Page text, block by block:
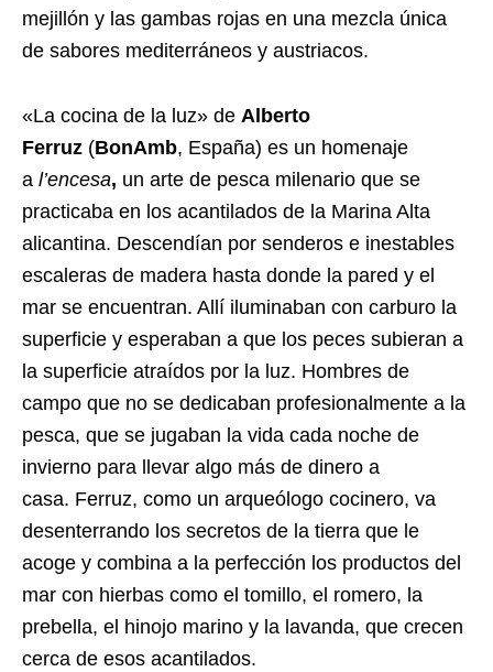
mejillón y las gambas rojas en una mezcla única
de sabores mediterráneos y austriacos.
«La cocina de la luz» de Alberto
Ferruz (BonAmb, España) es un homenaje
a l’encesa, un arte de pesca milenario que se
practicaba en los acantilados de la Marina Alta
alicantina. Descendían por senderos e inestables
escaleras de madera hasta donde la pared y el
mar se encuentran. Allí iluminaban con carburo la
superficie y esperaban a que los peces subieran a
la superficie atraídos por la luz. Hombres de
campo que no se dedicaban profesionalmente a la
pesca, que se jugaban la vida cada noche de
invierno para llevar algo más de dinero a
casa. Ferruz, como un arqueólogo cocinero, va
desenterrando los secretos de la tierra que le
acoge y combina a la perfección los productos del
mar con hierbas como el tomillo, el romero, la
prebella, el hinojo marino y la lavanda, que crecen
cerca de esos acantilados.